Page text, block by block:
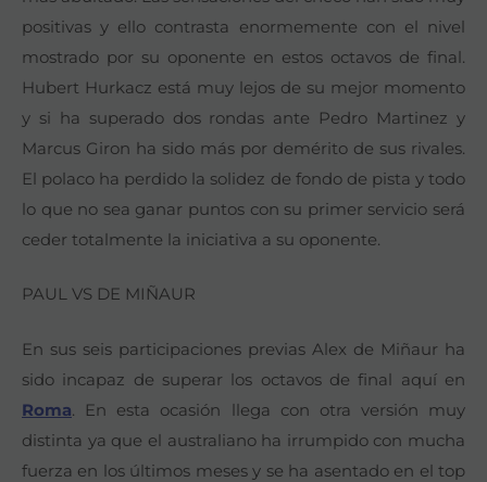
positivas y ello contrasta enormemente con el nivel
mostrado por su oponente en estos octavos de final.
Hubert Hurkacz está muy lejos de su mejor momento
y si ha superado dos rondas ante Pedro Martinez y
Marcus Giron ha sido más por demérito de sus rivales.
El polaco ha perdido la solidez de fondo de pista y todo
lo que no sea ganar puntos con su primer servicio será
ceder totalmente la iniciativa a su oponente.
PAUL VS DE MIÑAUR
En sus seis participaciones previas Alex de Miñaur ha
sido incapaz de superar los octavos de final aquí en
Roma. En esta ocasión llega con otra versión muy
distinta ya que el australiano ha irrumpido con mucha
fuerza en los últimos meses y se ha asentado en el top